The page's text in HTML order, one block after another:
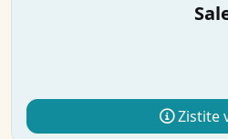
Zistite